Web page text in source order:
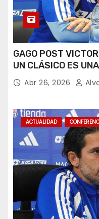
GAGO POST
UN CLÁSICO ES
Abr 26, 2026
ACTUALIDAD